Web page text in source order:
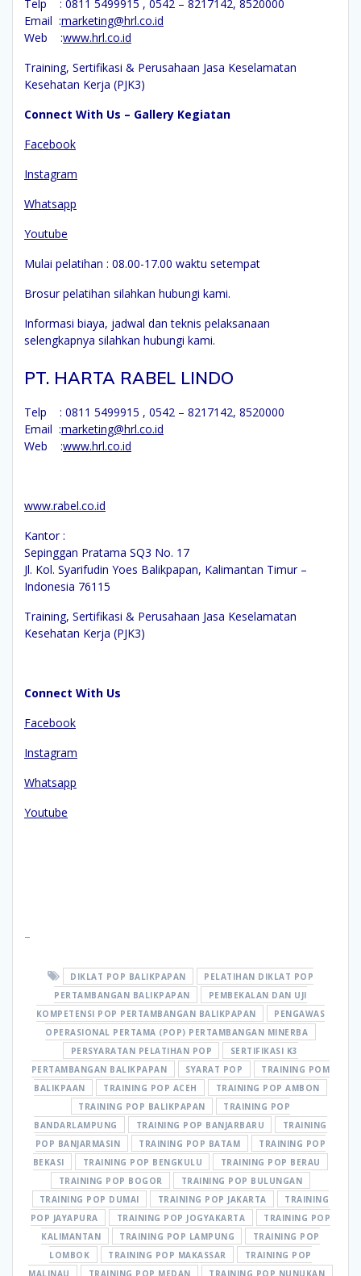
Telp : 0811 5499915 , 0542 – 8217142, 8520000
Email :marketing@hrl.co.id
Web :www.hrl.co.id
Training, Sertifikasi & Perusahaan Jasa Keselamatan
Kesehatan Kerja (PJK3)
Connect With Us – Gallery Kegiatan
Facebook
Instagram
Whatsapp
Youtube
Mulai pelatihan : 08.00-17.00 waktu setempat
Brosur pelatihan silahkan hubungi kami.
Informasi biaya, jadwal dan teknis pelaksanaan
selengkapnya silahkan hubungi kami.
PT. HARTA RABEL LINDO
Telp : 0811 5499915 , 0542 – 8217142, 8520000
Email :marketing@hrl.co.id
Web :www.hrl.co.id
www.rabel.co.id
Kantor :
Sepinggan Pratama SQ3 No. 17
Jl. Kol. Syarifudin Yoes Balikpapan, Kalimantan Timur –
Indonesia 76115
Training, Sertifikasi & Perusahaan Jasa Keselamatan
Kesehatan Kerja (PJK3)
Connect With Us
Facebook
Instagram
Whatsapp
Youtube
–
DIKLAT POP BALIKPAPAN
PELATIHAN DIKLAT POP
PERTAMBANGAN BALIKPAPAN
PEMBEKALAN DAN UJI
KOMPETENSI POP PERTAMBANGAN BALIKPAPAN
PENGAWAS
OPERASIONAL PERTAMA (POP) PERTAMBANGAN MINERBA
PERSYARATAN PELATIHAN POP
SERTIFIKASI K3
PERTAMBANGAN BALIKPAPAN
SYARAT POP
TRAINING POM
BALIKPAAN
TRAINING POP ACEH
TRAINING POP AMBON
TRAINING POP BALIKPAPAN
TRAINING POP
BANDARLAMPUNG
TRAINING POP BANJARBARU
TRAINING
POP BANJARMASIN
TRAINING POP BATAM
TRAINING POP
BEKASI
TRAINING POP BENGKULU
TRAINING POP BERAU
TRAINING POP BOGOR
TRAINING POP BULUNGAN
TRAINING POP DUMAI
TRAINING POP JAKARTA
TRAINING
POP JAYAPURA
TRAINING POP JOGYAKARTA
TRAINING POP
KALIMANTAN
TRAINING POP LAMPUNG
TRAINING POP
LOMBOK
TRAINING POP MAKASSAR
TRAINING POP
MALINAU
TRAINING POP MEDAN
TRAINING POP NUNUKAN